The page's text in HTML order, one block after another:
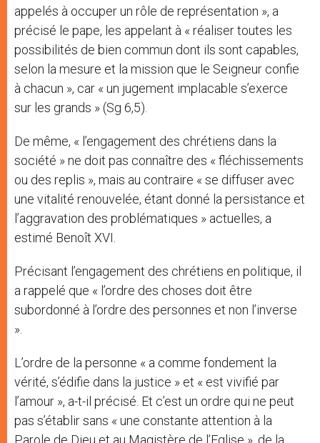
appelés à occuper un rôle de représentation », a
précisé le pape, les appelant à « réaliser toutes les
possibilités de bien commun dont ils sont capables,
selon la mesure et la mission que le Seigneur confie
à chacun », car « un jugement implacable s’exerce
sur les grands » (Sg 6,5).
De même, « l’engagement des chrétiens dans la
société » ne doit pas connaître des « fléchissements
ou des replis », mais au contraire « se diffuser avec
une vitalité renouvelée, étant donné la persistance et
l’aggravation des problématiques » actuelles, a
estimé Benoît XVI.
Précisant l’engagement des chrétiens en politique, il
a rappelé que « l’ordre des choses doit être
subordonné à l’ordre des personnes et non l’inverse
».
L’ordre de la personne « a comme fondement la
vérité, s’édifie dans la justice » et « est vivifié par
l’amour », a-t-il précisé. Et c’est un ordre qui ne peut
pas s’établir sans « une constante attention à la
Parole de Dieu et au Magistère de l’Eglise », de la